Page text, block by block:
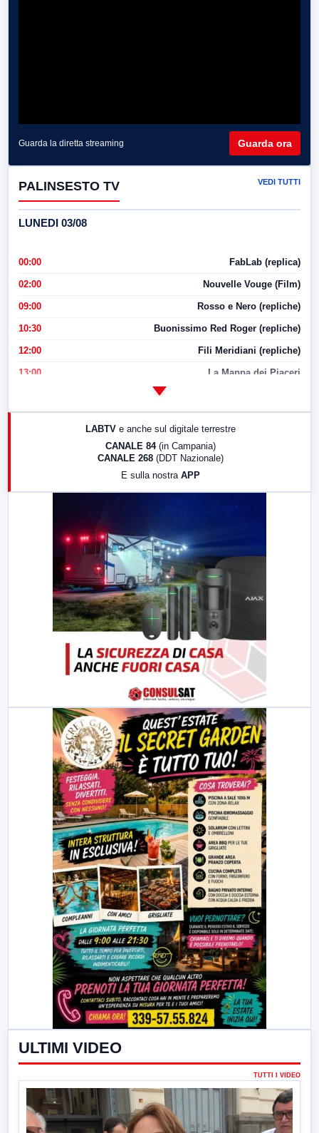
Guarda la diretta streaming Guarda ora
PALINSESTO TV VEDI TUTTI
LUNEDI 03/08
00:00 FabLab (replica)
02:00 Nouvelle Vouge (Film)
09:00 Rosso e Nero (repliche)
10:30 Buonissimo Red Roger (repliche)
12:00 Fili Meridiani (repliche)
13:00 La Mappa dei Piaceri
LABTV e anche sul digitale terrestre
CANALE 84 (in Campania)
CANALE 268 (DDT Nazionale)
E sulla nostra APP
ULTIMI VIDEO
TUTTI I VIDEO